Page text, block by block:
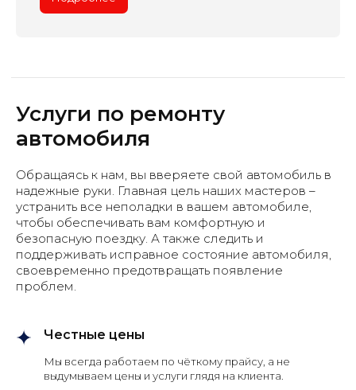
Услуги по ремонту
автомобиля
Обращаясь к нам, вы вверяете свой автомобиль в
надежные руки. Главная цель наших мастеров –
устранить все неполадки в вашем автомобиле,
чтобы обеспечивать вам комфортную и
безопасную поездку. А также следить и
поддерживать исправное состояние автомобиля,
своевременно предотвращать появление
проблем.
Честные цены
Мы всегда работаем по чёткому прайсу, а не
выдумываем цены и услуги глядя на клиента.
Запишитесь на ТО и получите
бесплатную консультацию от наших
специалистов
Записаться